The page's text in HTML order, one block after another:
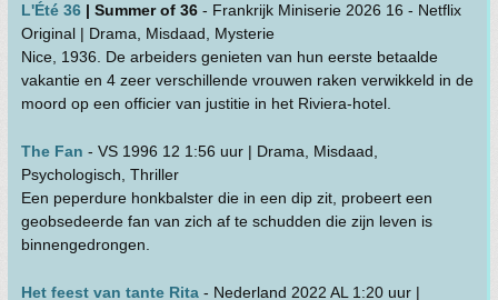
L'Été 36 | Summer of 36 - Frankrijk Miniserie 2026 16 - Netflix
Original | Drama, Misdaad, Mysterie
Nice, 1936. De arbeiders genieten van hun eerste betaalde
vakantie en 4 zeer verschillende vrouwen raken verwikkeld in de
moord op een officier van justitie in het Riviera-hotel.
The Fan - VS 1996 12 1:56 uur | Drama, Misdaad,
Psychologisch, Thriller
Een peperdure honkbalster die in een dip zit, probeert een
geobsedeerde fan van zich af te schudden die zijn leven is
binnengedrongen.
Het feest van tante Rita - Nederland 2022 AL 1:20 uur |